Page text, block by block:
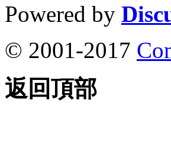
Powered by
© 2001-2017
返回頂部